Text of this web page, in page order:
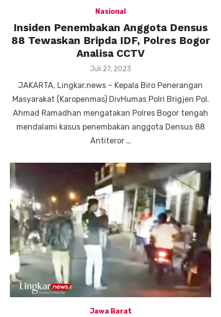
Nasional
Insiden Penembakan Anggota Densus
88 Tewaskan Bripda IDF, Polres Bogor
Analisa CCTV
Posted
Juli 27, 2023
JAKARTA, Lingkar.news – Kepala Biro Penerangan
Masyarakat (Karopenmas) DivHumas Polri Brigjen Pol.
Ahmad Ramadhan mengatakan Polres Bogor tengah
mendalami kasus penembakan anggota Densus 88
Antiteror …
Jawa Barat